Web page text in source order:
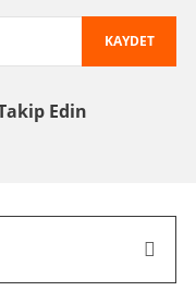
KAYDET
Edin